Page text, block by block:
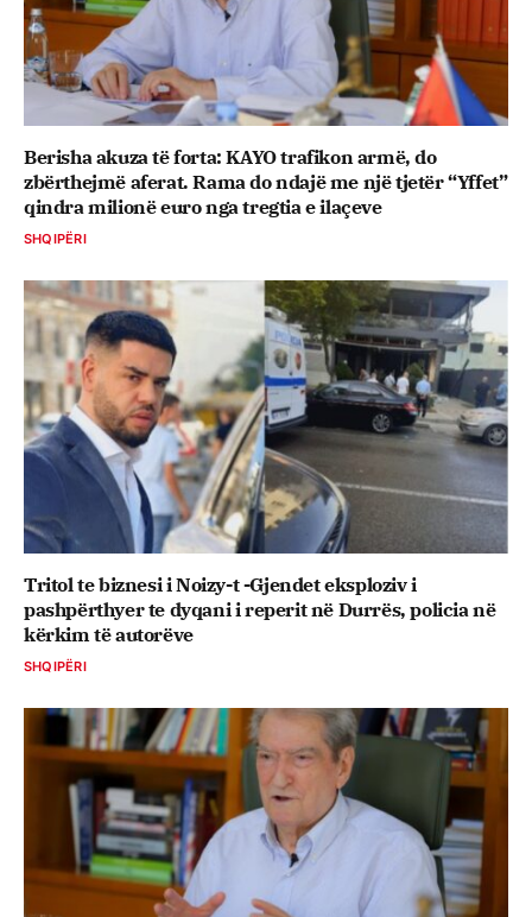
Berisha akuza të forta: KAYO trafikon armë, do
zbërthejmë aferat. Rama do ndajë me një tjetër “Yffet”
qindra milionë euro nga tregtia e ilaçeve
SHQIPËRI
Tritol te biznesi i Noizy-t -Gjendet eksploziv i
pashpërthyer te dyqani i reperit në Durrës, policia në
kërkim të autorëve
SHQIPËRI